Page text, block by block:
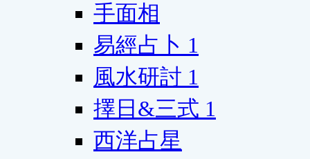
手面相
易經占卜 1
風水研討 1
擇日&三式 1
西洋占星